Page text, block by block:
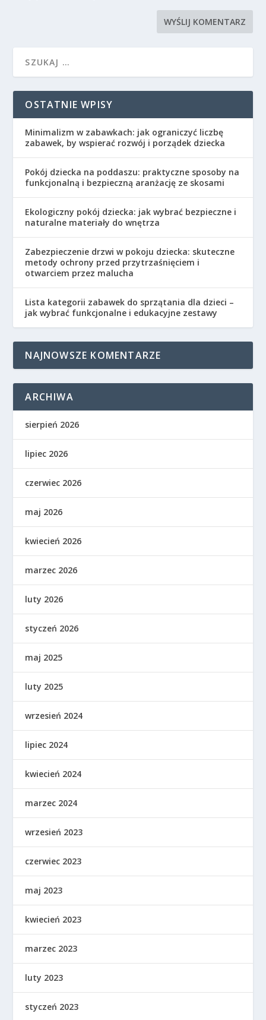
OSTATNIE WPISY
Minimalizm w zabawkach: jak ograniczyć liczbę
zabawek, by wspierać rozwój i porządek dziecka
Pokój dziecka na poddaszu: praktyczne sposoby na
funkcjonalną i bezpieczną aranżację ze skosami
Ekologiczny pokój dziecka: jak wybrać bezpieczne i
naturalne materiały do wnętrza
Zabezpieczenie drzwi w pokoju dziecka: skuteczne
metody ochrony przed przytrzaśnięciem i
otwarciem przez malucha
Lista kategorii zabawek do sprzątania dla dzieci –
jak wybrać funkcjonalne i edukacyjne zestawy
NAJNOWSZE KOMENTARZE
ARCHIWA
sierpień 2026
lipiec 2026
czerwiec 2026
maj 2026
kwiecień 2026
marzec 2026
luty 2026
styczeń 2026
maj 2025
luty 2025
wrzesień 2024
lipiec 2024
kwiecień 2024
marzec 2024
wrzesień 2023
czerwiec 2023
maj 2023
kwiecień 2023
marzec 2023
luty 2023
styczeń 2023